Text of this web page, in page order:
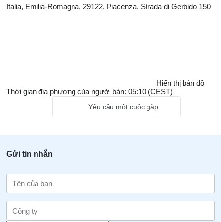
Italia, Emilia-Romagna, 29122, Piacenza, Strada di Gerbido 150
Hiển thị bản đồ
Thời gian địa phương của người bán: 05:10 (CEST)
Yêu cầu một cuộc gặp
Gửi tin nhắn